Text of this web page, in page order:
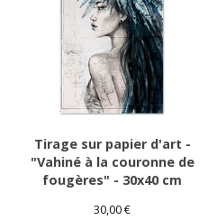
Tirage sur papier d'art -
"Vahiné à la couronne de
fougères" - 30x40 cm
30,00€